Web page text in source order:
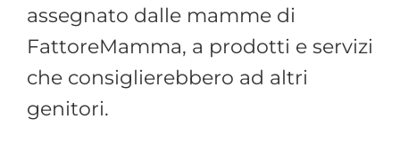
assegnato dalle mamme di
FattoreMamma, a prodotti e servizi
che consiglierebbero ad altri
genitori.